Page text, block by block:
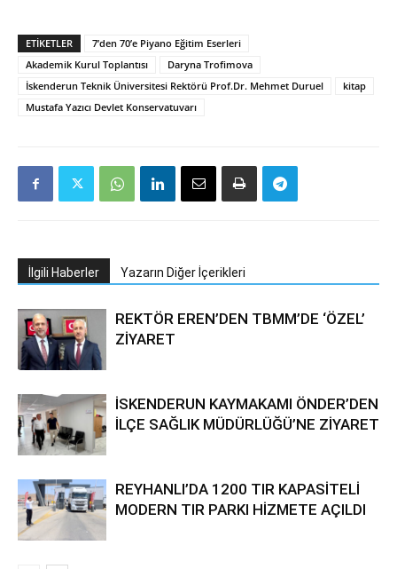
ETIKETLER
7’den 70’e Piyano Eğitim Eserleri
Akademik Kurul Toplantısı
Daryna Trofimova
İskenderun Teknik Üniversitesi Rektörü Prof.Dr. Mehmet Duruel
kitap
Mustafa Yazıcı Devlet Konservatuvarı
İlgili Haberler Yazarın Diğer İçerikleri
REKTÖR EREN’DEN TBMM’DE ‘ÖZEL’
ZİYARET
İSKENDERUN KAYMAKAMI ÖNDER’DEN
İLÇE SAĞLIK MÜDÜRLÜĞÜ’NE ZİYARET
REYHANLI’DA 1200 TIR KAPASİTELİ
MODERN TIR PARKI HİZMETE AÇILDI